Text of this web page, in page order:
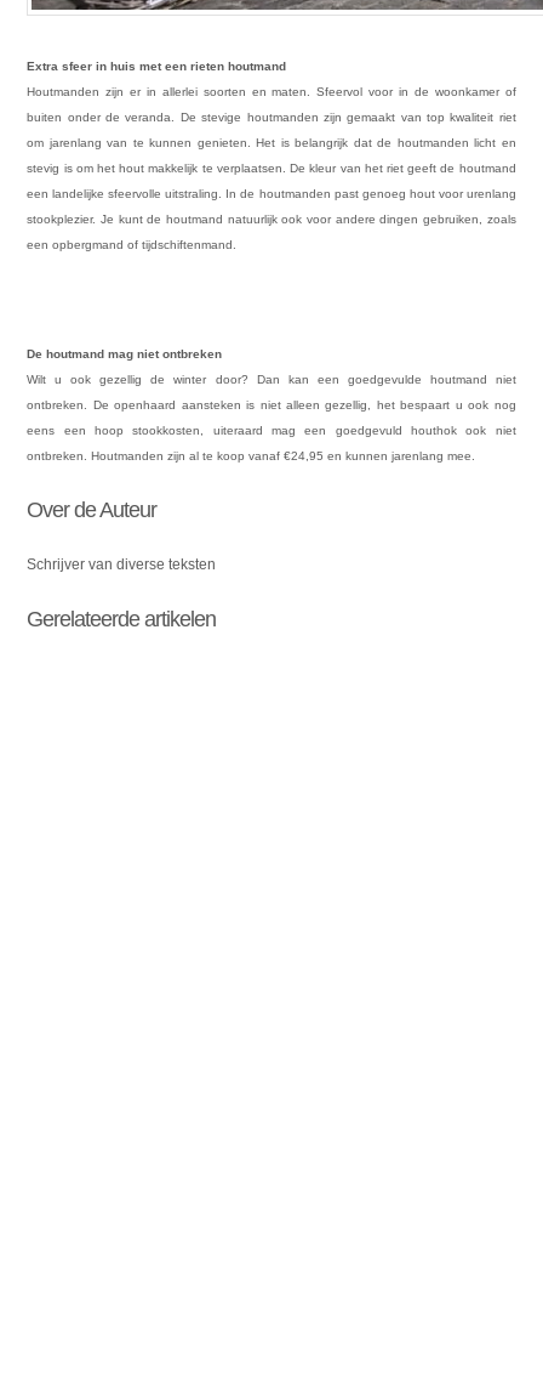
Extra sfeer in huis met een rieten houtmand
Houtmanden zijn er in allerlei soorten en maten. Sfeervol voor in de woonkamer of
buiten onder de veranda. De stevige houtmanden zijn gemaakt van top kwaliteit riet
om jarenlang van te kunnen genieten. Het is belangrijk dat de houtmanden licht en
stevig is om het hout makkelijk te verplaatsen. De kleur van het riet geeft de houtmand
een landelijke sfeervolle uitstraling. In de houtmanden past genoeg hout voor urenlang
stookplezier. Je kunt de houtmand natuurlijk ook voor andere dingen gebruiken, zoals
een opbergmand of tijdschiftenmand.
De houtmand mag niet ontbreken
Wilt u ook gezellig de winter door? Dan kan een goedgevulde houtmand niet
ontbreken. De openhaard aansteken is niet alleen gezellig, het bespaart u ook nog
eens een hoop stookkosten, uiteraard mag een goedgevuld houthok ook niet
ontbreken. Houtmanden zijn al te koop vanaf €24,95 en kunnen jarenlang mee.
Over de Auteur
Schrijver van diverse teksten
Gerelateerde artikelen